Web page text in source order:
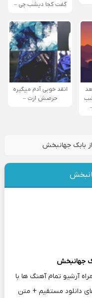
گفت کجا دیشب چی –
انقد خوبی آدم میگیره
حرصش ازت –
بابک جهانبخش
جهانبخش
آرشیو تمام آهنگ ها با
دانلود مستقیم + متن